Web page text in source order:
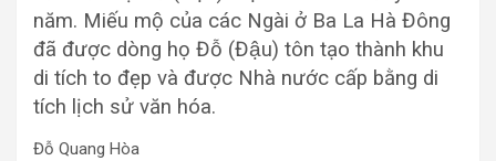
năm. Miếu mộ của các Ngài ở Ba La Hà Đông
đã được dòng họ Đỗ (Đậu) tôn tạo thành khu
di tích to đẹp và được Nhà nước cấp bằng di
tích lịch sử văn hóa.
Đỗ Quang Hòa